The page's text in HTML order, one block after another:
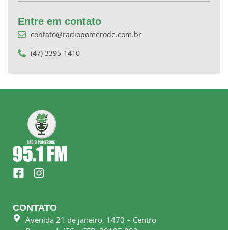
Entre em contato
contato@radiopomerode.com.br
(47) 3395-1410
F
a
e
b
o
I
n
t
a
g
CONTATO
Avenida 21 de janeiro, 1470 – Centro